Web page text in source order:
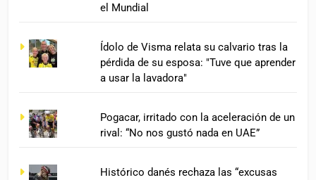
el Mundial
Ídolo de Visma relata su calvario tras la
pérdida de su esposa: "Tuve que aprender
a usar la lavadora"
Pogacar, irritado con la aceleración de un
rival: “No nos gustó nada en UAE”
Histórico danés rechaza las “excusas